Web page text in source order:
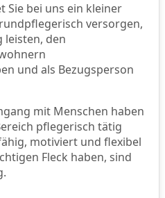
Sie bei uns ein kleiner
versorgen,
leisten, den
und als Bezugsperson
mit Menschen haben
pflegerisch tätig
motiviert und flexibel
Fleck haben, sind